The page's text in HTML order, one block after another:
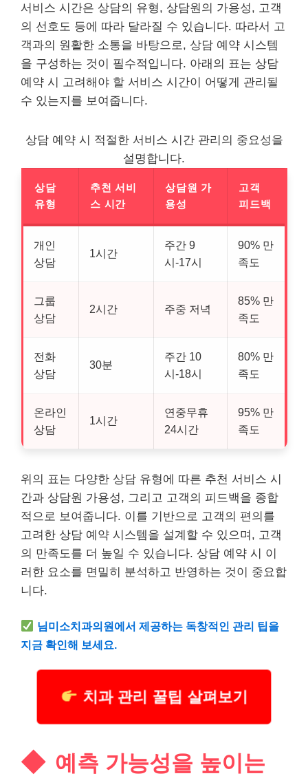
서비스 시간은 상담의 유형, 상담원의 가용성, 고객
의 선호도 등에 따라 달라질 수 있습니다. 따라서 고
객과의 원활한 소통을 바탕으로, 상담 예약 시스템
을 구성하는 것이 필수적입니다. 아래의 표는 상담
예약 시 고려해야 할 서비스 시간이 어떻게 관리될
수 있는지를 보여줍니다.
상담 예약 시 적절한 서비스 시간 관리의 중요성을
설명합니다.
상담
유형
추천 서비
스 시간
상담원 가
용성
고객
피드백
개인
상담
1시간
주간 9
시-17시
90% 만
족도
그룹
상담
2시간 주중 저녁
85% 만
족도
전화
상담
30분
주간 10
시-18시
80% 만
족도
온라인
상담
1시간
연중무휴
24시간
95% 만
족도
위의 표는 다양한 상담 유형에 따른 추천 서비스 시
간과 상담원 가용성, 그리고 고객의 피드백을 종합
적으로 보여줍니다. 이를 기반으로 고객의 편의를
고려한 상담 예약 시스템을 설계할 수 있으며, 고객
의 만족도를 더 높일 수 있습니다. 상담 예약 시 이
러한 요소를 면밀히 분석하고 반영하는 것이 중요합
니다.
님미소치과의원에서 제공하는 독창적인 관리 팁을
지금 확인해 보세요.
치과 관리 꿀팁 살펴보기
예측 가능성을 높이는